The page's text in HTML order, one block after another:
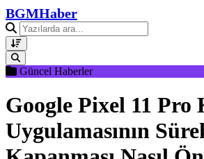
BGMHaber
Güncel Haberler
Google Pixel 11 Pro
Uygulamasının